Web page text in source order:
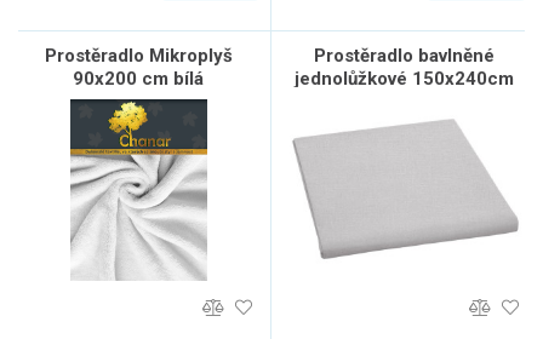
Prostěradlo Mikroplyš
90x200 cm bílá
Prostěradlo bavlněné
jednolůžkové 150x240cm